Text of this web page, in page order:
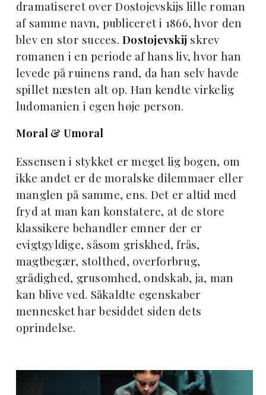
dramatiseret over Dostojevskijs lille roman
af samme navn, publiceret i 1866, hvor den
blev en stor succes.Dostojevskij skrev
romanen i en periode af hans liv, hvor han
levede på ruinens rand, da han selv havde
spillet næsten alt op. Han kendte virkelig
ludomanien i egen høje person.
Moral & Umoral
Essensen i stykket er meget lig bogen, om
ikke andet er de moralske dilemmaer eller
manglen på samme, ens. Det er altid med
fryd at man kan konstatere, at de store
klassikere behandler emner der er
evigtgyldige, såsom griskhed, frås,
magtbegær, stolthed, overforbrug,
grådighed, grusomhed, ondskab, ja, man
kan blive ved. Såkaldte egenskaber
mennesket har besiddet siden dets
oprindelse.